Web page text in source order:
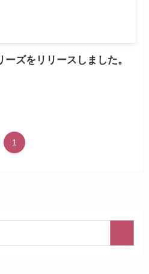
ズをリリースしました。
1